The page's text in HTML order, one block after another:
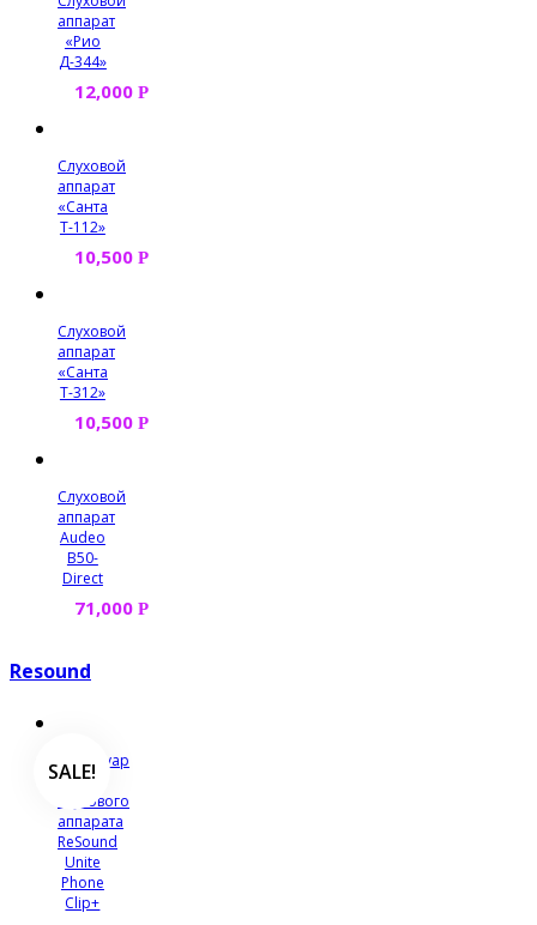
аппарат
«Рио
Д-344»
12,000 Р
Слуховой
аппарат
«Санта
Т-112»
10,500 Р
Слуховой
аппарат
«Санта
Т-312»
10,500 Р
Слуховой
аппарат
Audeo
B50-
Direct
71,000 Р
Resound
Аксессуар
для
слухового
аппарата
ReSound
Unite
Phone
Clip+
SALE!